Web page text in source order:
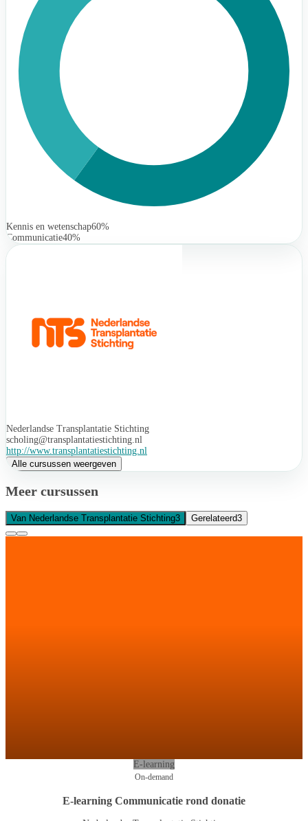
Kennis en wetenschap60%
Communicatie40%
Nederlandse Transplantatie Stichting
scholing@transplantatiestichting.nl
http://www.transplantatiestichting.nl
Alle cursussen weergeven
Meer cursussen
Van Nederlandse Transplantatie Stichting3 Gerelateerd3
E-learning
On-demand
E-learning Communicatie rond donatie